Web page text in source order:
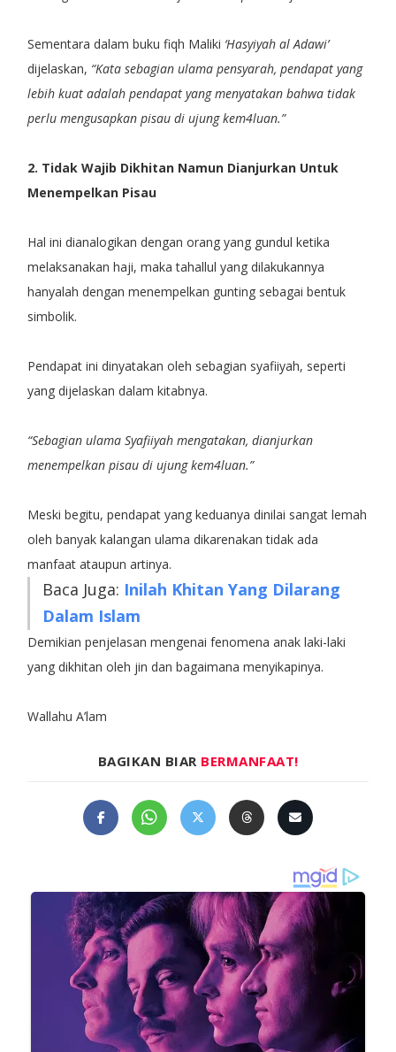
Sementara dalam buku fiqh Maliki ‘Hasyiyah al Adawi’
dijelaskan, “Kata sebagian ulama pensyarah, pendapat yang
lebih kuat adalah pendapat yang menyatakan bahwa tidak
perlu mengusapkan pisau di ujung kem4luan.”
2. Tidak Wajib Dikhitan Namun Dianjurkan Untuk
Menempelkan Pisau
Hal ini dianalogikan dengan orang yang gundul ketika
melaksanakan haji, maka tahallul yang dilakukannya
hanyalah dengan menempelkan gunting sebagai bentuk
simbolik.
Pendapat ini dinyatakan oleh sebagian syafiiyah, seperti
yang dijelaskan dalam kitabnya.
“Sebagian ulama Syafiiyah mengatakan, dianjurkan
menempelkan pisau di ujung kem4luan.”
Meski begitu, pendapat yang keduanya dinilai sangat lemah
oleh banyak kalangan ulama dikarenakan tidak ada
manfaat ataupun artinya.
Baca Juga: Inilah Khitan Yang Dilarang
Dalam Islam
Demikian penjelasan mengenai fenomena anak laki-laki
yang dikhitan oleh jin dan bagaimana menyikapinya.
Wallahu A’lam
BAGIKAN BIAR BERMANFAAT!